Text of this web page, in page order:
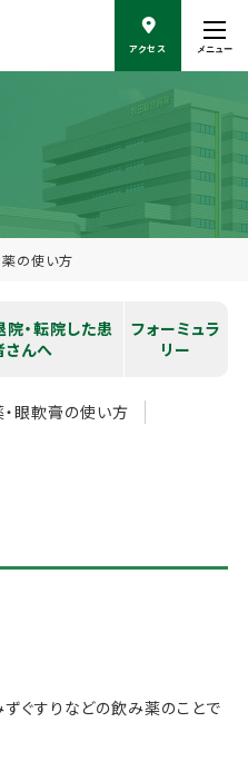
動
アクセス メニュー
の使い方
院・転院した患
さんへ
フォーミュラ
リー
・眼軟膏の使い方
ずぐすりなどの飲み薬のことで